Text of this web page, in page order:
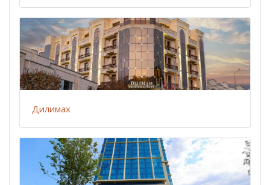
Дилимах